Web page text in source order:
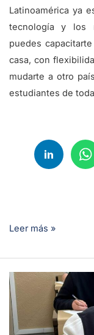
Latinoamérica ya
tecnología y los
puedes
casa, con
mudarte a otro
estudiantes de
Leer más »
Exámenes
EASA
Parte-
66: